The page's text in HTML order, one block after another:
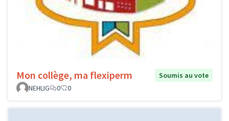
Mon collège, ma flexiperm
Soumis au vote
NEHLIG
0 0